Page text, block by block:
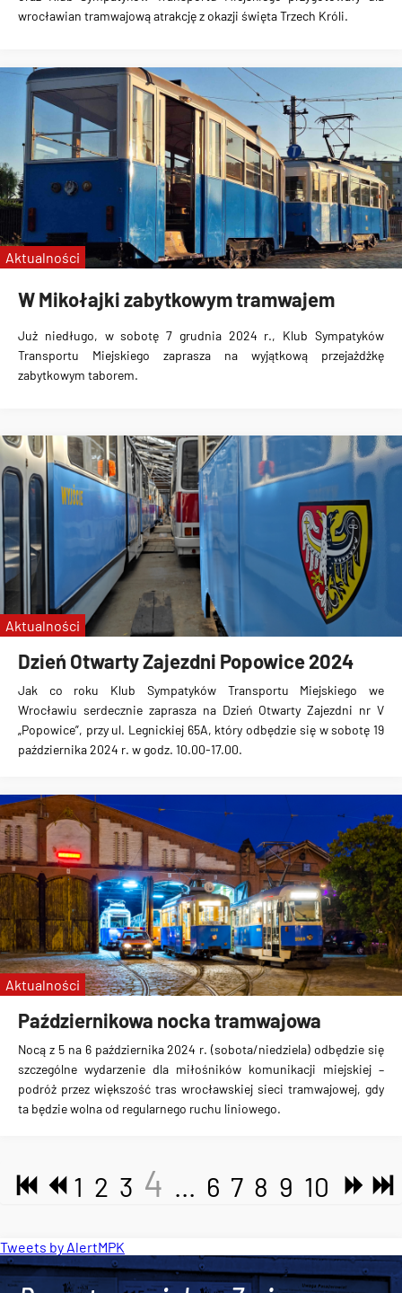
wrocławian tramwajową atrakcję z okazji święta Trzech Króli.
W Mikołajki zabytkowym tramwajem
Już niedługo, w sobotę 7 grudnia 2024 r., Klub Sympatyków
Transportu Miejskiego zaprasza na wyjątkową przejażdżkę
zabytkowym taborem.
Aktualności
Dzień Otwarty Zajezdni Popowice 2024
Jak co roku Klub Sympatyków Transportu Miejskiego we
Wrocławiu serdecznie zaprasza na Dzień Otwarty Zajezdni nr V
„Popowice”, przy ul. Legnickiej 65A, który odbędzie się w sobotę 19
października 2024 r. w godz. 10.00-17.00.
Aktualności
Październikowa nocka tramwajowa
Nocą z 5 na 6 października 2024 r. (sobota/niedziela) odbędzie się
szczególne wydarzenie dla miłośników komunikacji miejskiej –
podróż przez większość tras wrocławskiej sieci tramwajowej, gdy
ta będzie wolna od regularnego ruchu liniowego.
Aktualności
1 2 3 4 ... 6 7 8 9 10
Tweets by AlertMPK